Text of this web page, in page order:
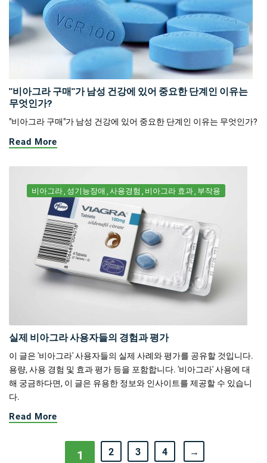
"비아그라 구매"가 남성 건강에 있어 중요한 단계인 이유는
무엇인가?
"비아그라 구매"가 남성 건강에 있어 중요한 단계인 이유는 무엇인가?
Read More
비아그라 성기능장애 사용경험 비아그라 효과 부작용
실제 비아그라 사용자들의 경험과 평가
이 글은 '비아그라' 사용자들의 실제 사례와 평가를 공유할 것입니다.
용량, 사용 경험 및 효과 평가 등을 포함합니다. '비아그라' 사용에 대
해 궁금하다면, 이 글은 유용한 정보와 인사이트를 제공할 수 있습니
다.
Read More
1 2 3 4 →